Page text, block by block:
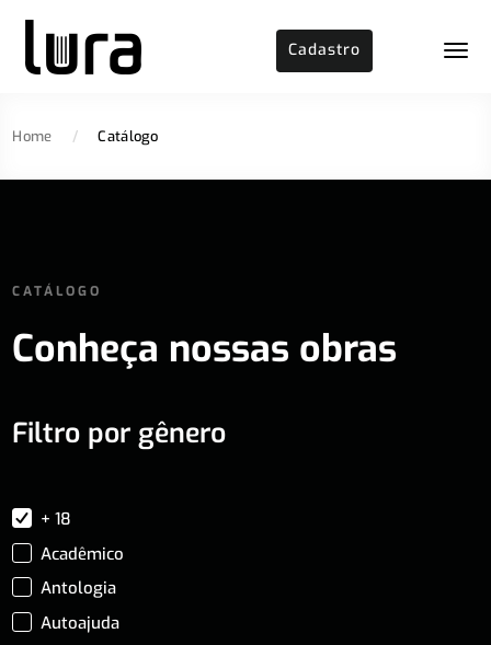
Cadastro
Home / Catálogo
CATÁLOGO
Conheça nossas obras
Filtro por gênero
+ 18
Acadêmico
Antologia
Autoajuda